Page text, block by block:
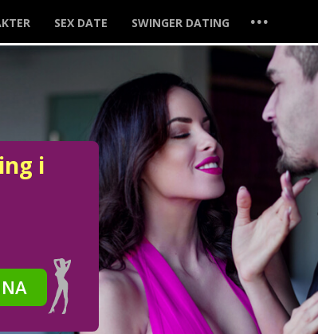
SEX DATE SWINGER DATING ...
i